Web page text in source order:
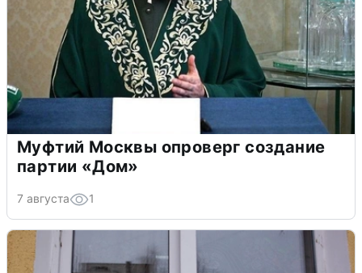
Муфтий Москвы опроверг создание
партии «Дом»
7 августа 1